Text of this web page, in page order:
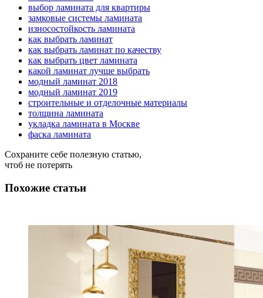
выбор ламината для квартиры
замковые системы ламината
износостойкость ламината
как выбрать ламинат
как выбрать ламинат по качеству
как выбрать цвет ламината
какой ламинат лучше выбрать
модный ламинат 2018
модный ламинат 2019
строительные и отделочные материалы
толщина ламината
укладка ламината в Москве
фаска ламината
Сохраните себе полезную статью,
чтоб не потерять
Похожие статьи